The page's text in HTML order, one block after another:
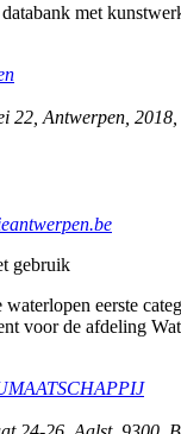
met
22 Antwerpen 2018
gebruik
waterlopen eerste
voor de afdeling